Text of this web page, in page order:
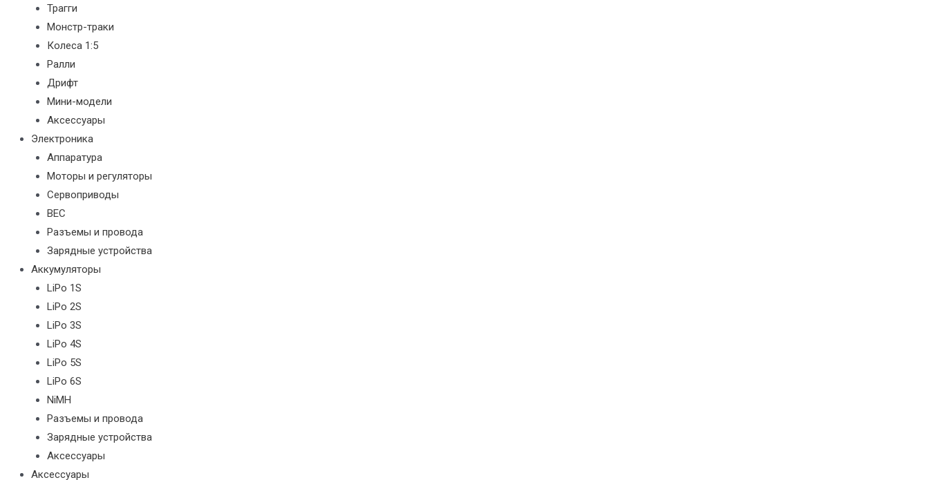
Трагги
Монстр-траки
Колеса 1:5
Ралли
Дрифт
Мини-модели
Аксессуары
Электроника
Аппаратура
Моторы и регуляторы
Сервоприводы
BEC
Разъемы и провода
Зарядные устройства
Аккумуляторы
LiPo 1S
LiPo 2S
LiPo 3S
LiPo 4S
LiPo 5S
LiPo 6S
NiMH
Разъемы и провода
Зарядные устройства
Аксессуары
Аксессуары